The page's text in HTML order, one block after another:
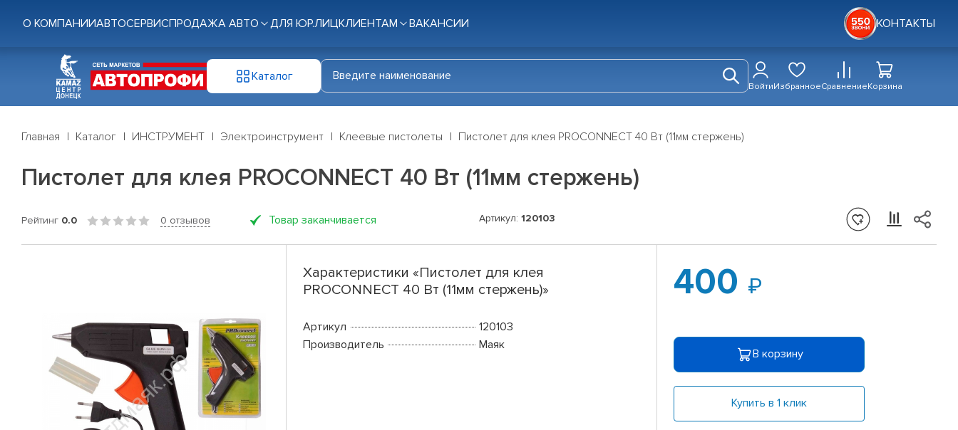
О КОМПАНИИАВТОСЕРВИСПРОДАЖА АВТО ДЛЯ ЮР.ЛИЦКЛИЕНТАМ ВАКАНСИИ КОНТАКТЫ
Каталог
ВойтиИзбранноеСравнениеКорзина
Главная Каталог ИНСТРУМЕНТ Электроинструмент Клеевые пистолеты Пистолет для клея PROCONNECT 40 Вт (11мм стержень)
Пистолет для клея PROCONNECT 40 Вт (11мм стержень)
Рейтинг 0.0 0 отзывов Товар заканчивается Артикул: 120103
Характеристики «Пистолет для клея
PROCONNECT 40 Вт (11мм стержень)»
Артикул
120103
Производитель
Маяк
400
В корзину
Купить в 1 клик